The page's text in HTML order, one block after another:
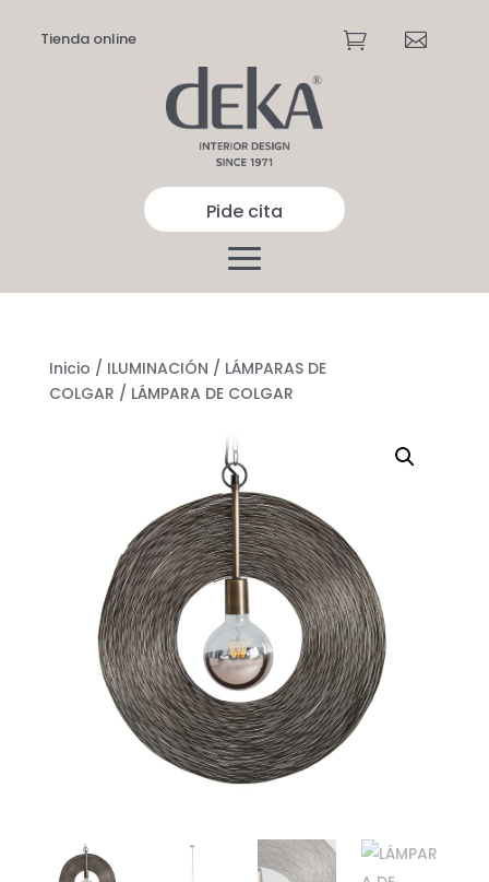
Tienda online  
Pide cita
Inicio / ILUMINACIÓN / LÁMPARAS DE
COLGAR / LÁMPARA DE COLGAR